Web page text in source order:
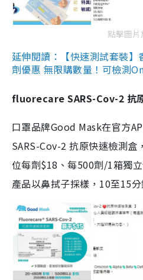
點擊圖片
延伸閱讀：【快速測試套裝
劑優惠 無限購數量！可檢測
fluorecare SARS-Cov-2 抗
口罩品牌Good Mask在官方
SARS-Cov-2 抗原快速檢測
位每劑$18、每500劑/1箱獨
產品以鼻拭子採樣，10至15分